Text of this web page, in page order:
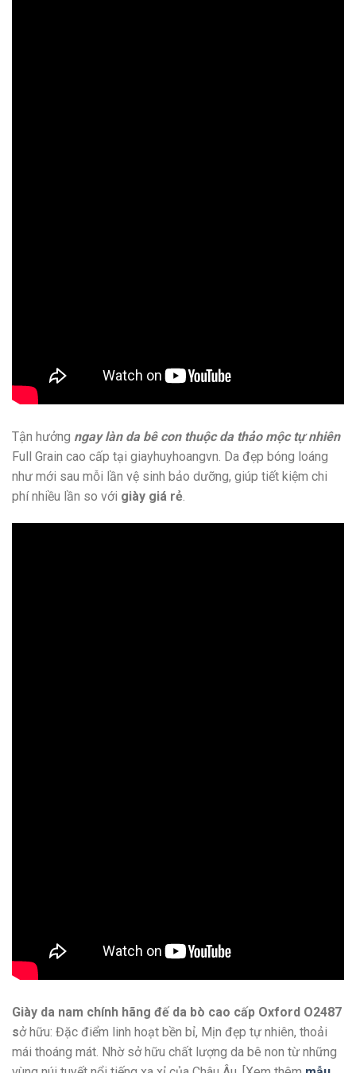
Tận hưởng ngay làn da bê con thuộc da thảo mộc tự nhiên
Full Grain cao cấp tại giayhuyhoangvn. Da đẹp bóng loáng
như mới sau mỗi lần vệ sinh bảo dưỡng, giúp tiết kiệm chi
phí nhiều lần so với giày giá rẻ.
Giày da nam chính hãng đế da bò cao cấp Oxford O2487
sở hữu: Đặc điểm linh hoạt bền bỉ, Mịn đẹp tự nhiên, thoải
mái thoáng mát. Nhờ sở hữu chất lượng da bê non từ những